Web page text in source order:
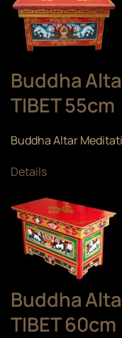
Buddha
TIBET 55cm
Buddha Altar
Details
Buddha
TIBET 60cm